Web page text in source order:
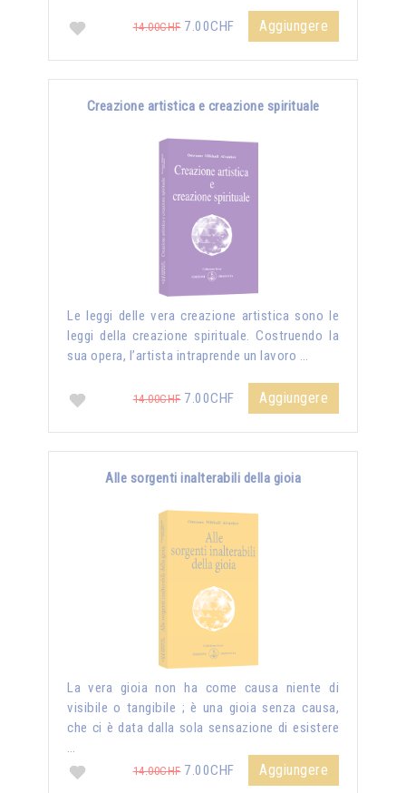
14.00CHF7.00CHF Aggiungere
Creazione artistica e creazione spirituale
Le leggi delle vera creazione artistica sono le
leggi della creazione spirituale. Costruendo la
sua opera, l’artista intraprende un lavoro …
14.00CHF7.00CHF Aggiungere
Alle sorgenti inalterabili della gioia
La vera gioia non ha come causa niente di
visibile o tangibile ; è una gioia senza causa,
che ci è data dalla sola sensazione di esistere
…
14.00CHF7.00CHF Aggiungere